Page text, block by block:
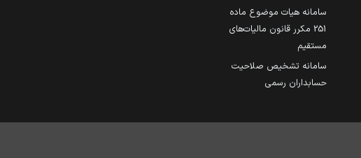
سامانه هیات موضوع ماده
251 مکرر قانون مالیات‌های
مستقیم
سامانه تشخیص صلاحیت
حسابداران رسمی